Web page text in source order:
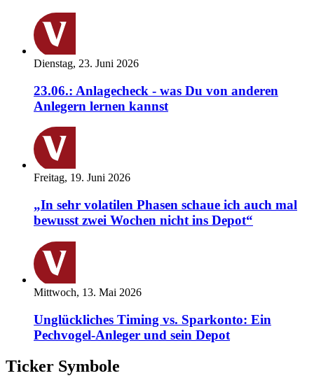
Dienstag, 23. Juni 2026
23.06.: Anlagecheck - was Du von anderen
Anlegern lernen kannst
Freitag, 19. Juni 2026
„In sehr volatilen Phasen schaue ich auch mal
bewusst zwei Wochen nicht ins Depot“
Mittwoch, 13. Mai 2026
Unglückliches Timing vs. Sparkonto: Ein
Pechvogel-Anleger und sein Depot
Ticker Symbole